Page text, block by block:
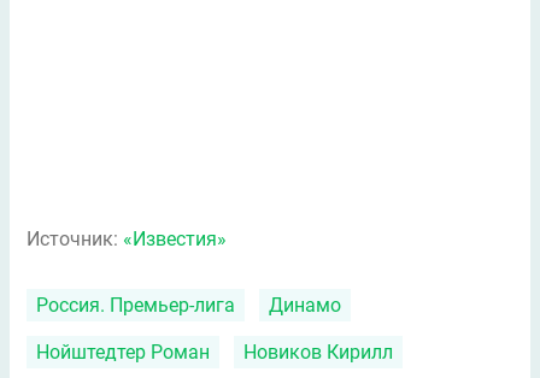
Источник: «Известия»
Россия. Премьер-лига Динамо
Нойштедтер Роман Новиков Кирилл